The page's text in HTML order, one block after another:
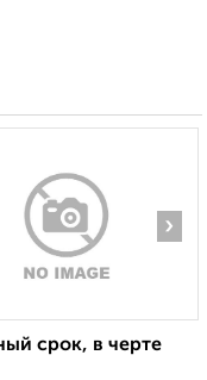
›
срок, в черте